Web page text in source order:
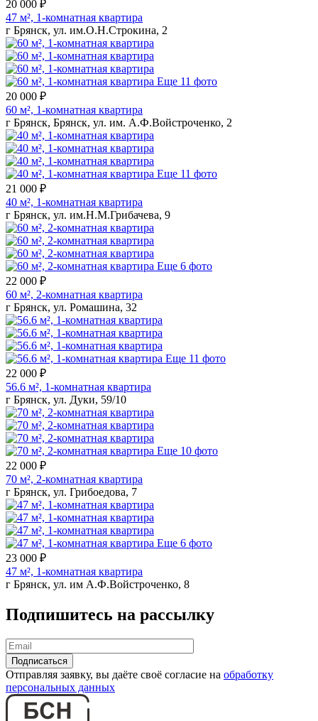
20 000 ₽
47 м², 1-комнатная квартира
г Брянск, ул. им.О.Н.Строкина, 2
Еще 11 фото
20 000 ₽
60 м², 1-комнатная квартира
г Брянск, Брянск, ул. им. А.Ф.Войстроченко, 2
Еще 11 фото
21 000 ₽
40 м², 1-комнатная квартира
г Брянск, ул. им.Н.М.Грибачева, 9
Еще 6 фото
22 000 ₽
60 м², 2-комнатная квартира
г Брянск, ул. Ромашина, 32
Еще 11 фото
22 000 ₽
56.6 м², 1-комнатная квартира
г Брянск, ул. Дуки, 59/10
Еще 10 фото
22 000 ₽
70 м², 2-комнатная квартира
г Брянск, ул. Грибоедова, 7
Еще 6 фото
23 000 ₽
47 м², 1-комнатная квартира
г Брянск, ул. им А.Ф.Войстроченко, 8
Подпишитесь на рассылку
Отправляя заявку, вы даёте своё согласие на обработку
персональных данных